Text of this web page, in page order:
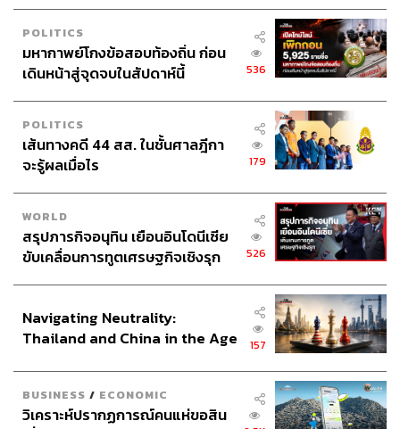
POLITICS
มหากาพย์โกงข้อสอบท้องถิ่น ก่อน
เดินหน้าสู่จุดจบในสัปดาห์นี้
536
POLITICS
เส้นทางคดี 44 สส. ในชั้นศาลฎีกา
จะรู้ผลเมื่อไร
179
WORLD
สรุปภารกิจอนุทิน เยือนอินโดนีเซีย
ขับเคลื่อนการทูตเศรษฐกิจเชิงรุก
526
Navigating Neutrality:
Thailand and China in the Age
157
BUSINESS / ECONOMIC
วิเคราะห์ปรากฏการณ์คนแห่ขอสิน